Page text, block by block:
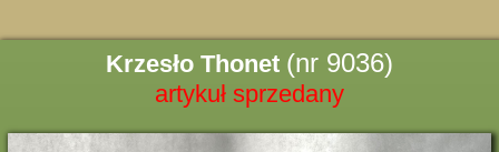
Krzesło Thonet (nr 9036)
artykuł sprzedany